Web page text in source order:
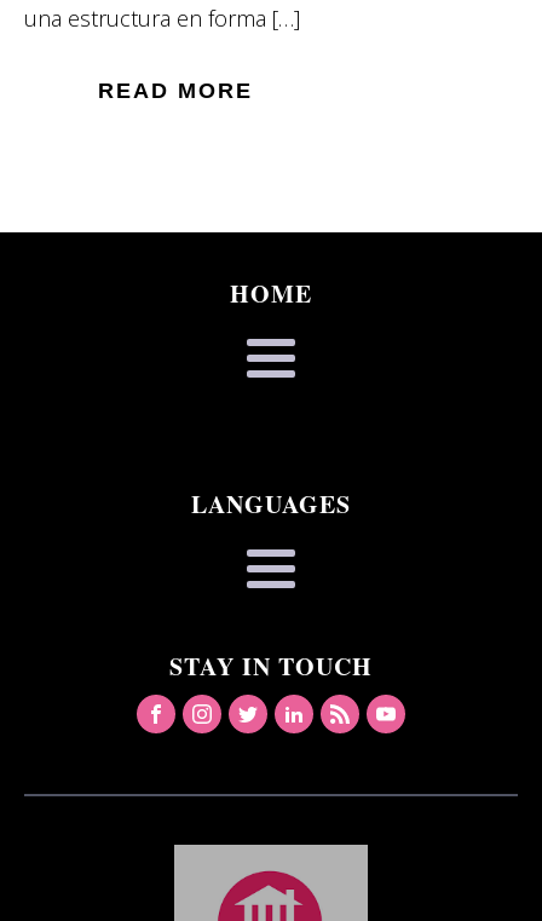
una estructura en forma […]
READ MORE
HOME
LANGUAGES
STAY IN TOUCH